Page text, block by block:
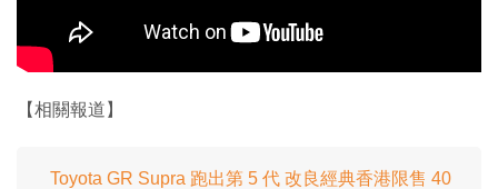
【相關報道】
Toyota GR Supra 跑出第 5 代 改良經典香港限售 40